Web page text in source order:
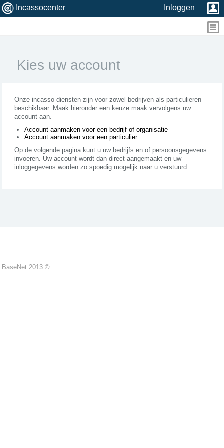
Incassocenter Inloggen
Kies uw account
Onze incasso diensten zijn voor zowel bedrijven als particulieren
beschikbaar. Maak hieronder een keuze maak vervolgens uw
account aan.
Account aanmaken voor een bedrijf of organisatie
Account aanmaken voor een particulier
Op de volgende pagina kunt u uw bedrijfs en of persoonsgegevens
invoeren. Uw account wordt dan direct aangemaakt en uw
inloggegevens worden zo spoedig mogelijk naar u verstuurd.
BaseNet 2013 ©